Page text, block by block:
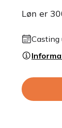
Løn er
Casting